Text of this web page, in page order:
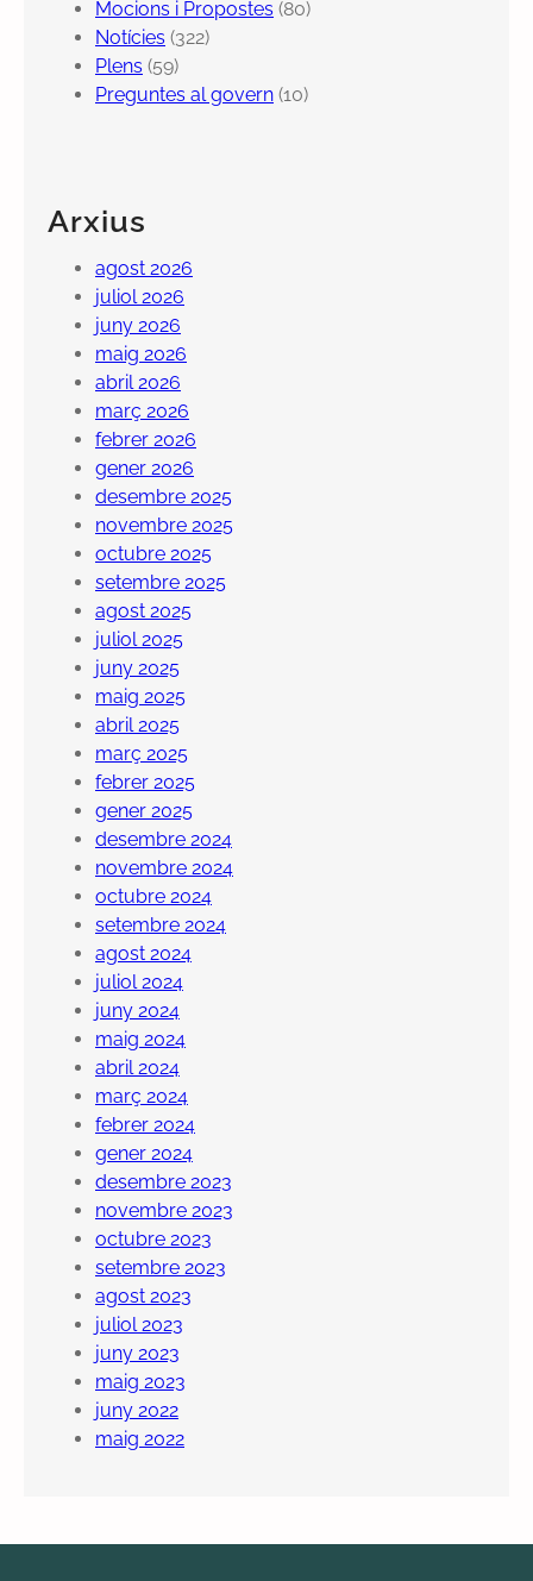
Mocions i Propostes (80)
Notícies (322)
Plens (59)
Preguntes al govern (10)
Arxius
agost 2026
juliol 2026
juny 2026
maig 2026
abril 2026
març 2026
febrer 2026
gener 2026
desembre 2025
novembre 2025
octubre 2025
setembre 2025
agost 2025
juliol 2025
juny 2025
maig 2025
abril 2025
març 2025
febrer 2025
gener 2025
desembre 2024
novembre 2024
octubre 2024
setembre 2024
agost 2024
juliol 2024
juny 2024
maig 2024
abril 2024
març 2024
febrer 2024
gener 2024
desembre 2023
novembre 2023
octubre 2023
setembre 2023
agost 2023
juliol 2023
juny 2023
maig 2023
juny 2022
maig 2022